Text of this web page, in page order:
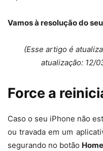
Vamos à resolução do
(Esse artigo é
atualização: 12/
Force a
Caso o seu iPhone não
ou travada em um
segurando no botão